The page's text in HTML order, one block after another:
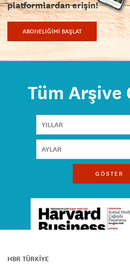
platformlardan erişin!
ABONELİĞİMİ BAŞLAT
Tüm Arşive
GÖSTER
HBR TÜRKİYE